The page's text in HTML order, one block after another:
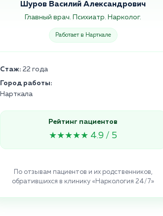
Шуров Василий Александрович
Главный врач. Психиатр. Нарколог.
Работает в Нарткале
Стаж: 22 года
Город работы:
Нарткала
Рейтинг пациентов
★★★★★ 4.9 / 5
По отзывам пациентов и их родственников,
обратившихся в клинику «Наркология 24/7»